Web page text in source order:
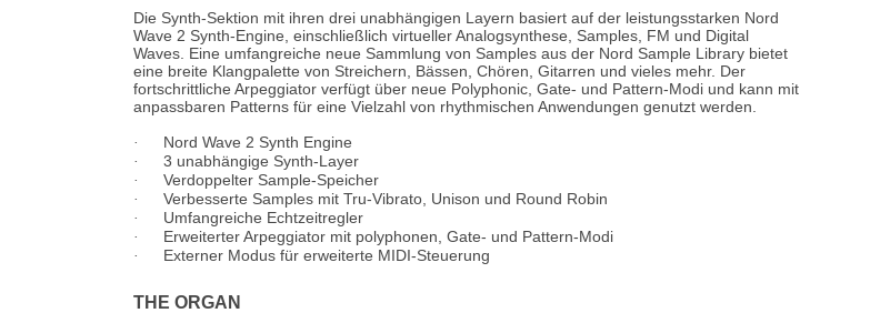
Die Synth-Sektion mit ihren drei unabhängigen Layern basiert auf der leistungsstarken Nord
Wave 2 Synth-Engine, einschließlich virtueller Analogsynthese, Samples, FM und Digital
Waves. Eine umfangreiche neue Sammlung von Samples aus der Nord Sample Library bietet
eine breite Klangpalette von Streichern, Bässen, Chören, Gitarren und vieles mehr. Der
fortschrittliche Arpeggiator verfügt über neue Polyphonic, Gate- und Pattern-Modi und kann mit
anpassbaren Patterns für eine Vielzahl von rhythmischen Anwendungen genutzt werden.
· Nord Wave 2 Synth Engine
· 3 unabhängige Synth-Layer
· Verdoppelter Sample-Speicher
· Verbesserte Samples mit Tru-Vibrato, Unison und Round Robin
· Umfangreiche Echtzeitregler
· Erweiterter Arpeggiator mit polyphonen, Gate- und Pattern-Modi
· Externer Modus für erweiterte MIDI-Steuerung
THE ORGAN